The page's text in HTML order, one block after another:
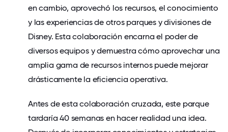
en cambio, aprovechó los recursos, el conocimiento
y las experiencias de otros parques y divisiones de
Disney. Esta colaboración encarna el poder de
diversos equipos y demuestra cómo aprovechar una
amplia gama de recursos internos puede mejorar
drásticamente la eficiencia operativa.
Antes de esta colaboración cruzada, este parque
tardaría 40 semanas en hacer realidad una idea.